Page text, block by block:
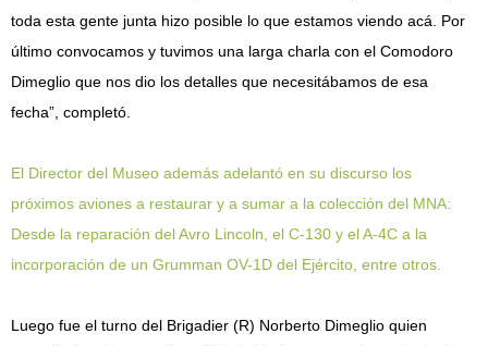
toda esta gente junta hizo posible lo que estamos viendo acá. Por
último convocamos y tuvimos una larga charla con el Comodoro
Dimeglio que nos dio los detalles que necesitábamos de esa
fecha”, completó.
El Director del Museo además adelantó en su discurso los
próximos aviones a restaurar y a sumar a la colección del MNA:
Desde la reparación del Avro Lincoln, el C-130 y el A-4C a la
incorporación de un Grumman OV-1D del Ejército, entre otros.
Luego fue el turno del Brigadier (R) Norberto Dimeglio quien